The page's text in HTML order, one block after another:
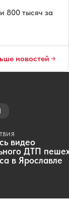
800 тысяч за
новостей
видео
ДТП
в Ярославле